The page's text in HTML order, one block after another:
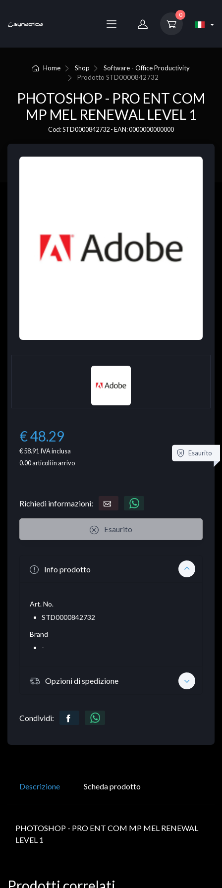
0
Home Shop
Software - Office Productivity
ProdottoSTD0000842732
PHOTOSHOP - PRO ENT COM
MP MEL RENEWAL LEVEL 1
Cod: STD0000842732 - EAN: 0000000000000
€ 48.29
€ 58.91IVA inclusa
0.00articoli in arrivo
Esaurito
Richiedi informazioni:
Esaurito
Info prodotto
Art. No.
STD0000842732
Brand
-
Opzioni di spedizione
Condividi:
Descrizione Scheda prodotto
PHOTOSHOP - PRO ENT COM MP MEL RENEWAL
LEVEL 1